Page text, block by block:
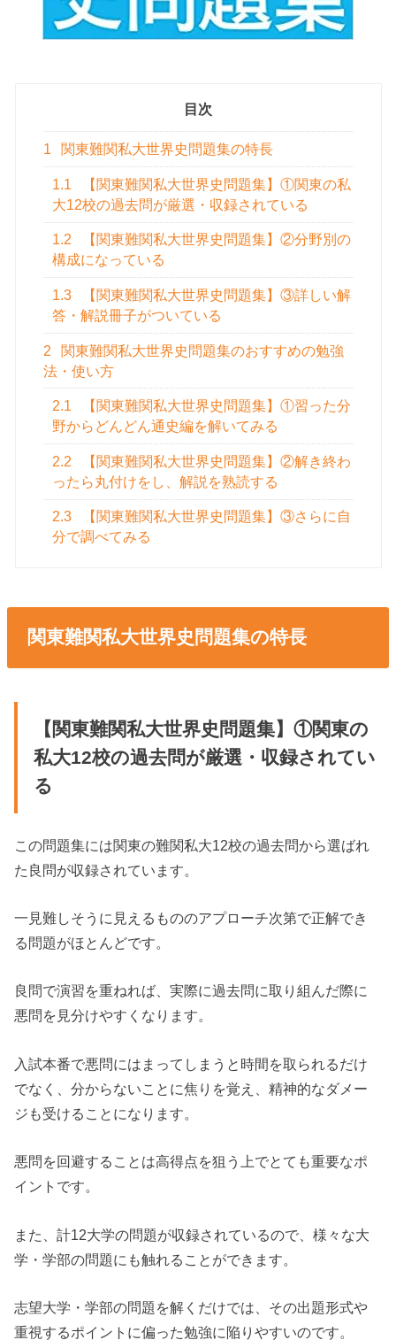
目次
1 関東難関私大世界史問題集の特長
1.1
【関東難関私大世界史問題集】①関東の私
大12校の過去問が厳選・収録されている
1.2
【関東難関私大世界史問題集】②分野別の
構成になっている
1.3
【関東難関私大世界史問題集】③詳しい解
答・解説冊子がついている
2
関東難関私大世界史問題集のおすすめの勉強
法・使い方
2.1
【関東難関私大世界史問題集】①習った分
野からどんどん通史編を解いてみる
2.2
【関東難関私大世界史問題集】②解き終わ
ったら丸付けをし、解説を熟読する
2.3
【関東難関私大世界史問題集】③さらに自
分で調べてみる
関東難関私大世界史問題集の特長
【関東難関私大世界史問題集】①関東の
私大12校の過去問が厳選・収録されてい
る
この問題集には関東の難関私大12校の過去問から選ばれ
た良問が収録されています。
一見難しそうに見えるもののアプローチ次第で正解でき
る問題がほとんどです。
良問で演習を重ねれば、実際に過去問に取り組んだ際に
悪問を見分けやすくなります。
入試本番で悪問にはまってしまうと時間を取られるだけ
でなく、分からないことに焦りを覚え、精神的なダメー
ジも受けることになります。
悪問を回避することは高得点を狙う上でとても重要なポ
イントです。
また、計12大学の問題が収録されているので、様々な大
学・学部の問題にも触れることができます。
志望大学・学部の問題を解くだけでは、その出題形式や
重視するポイントに偏った勉強に陥りやすいのです。